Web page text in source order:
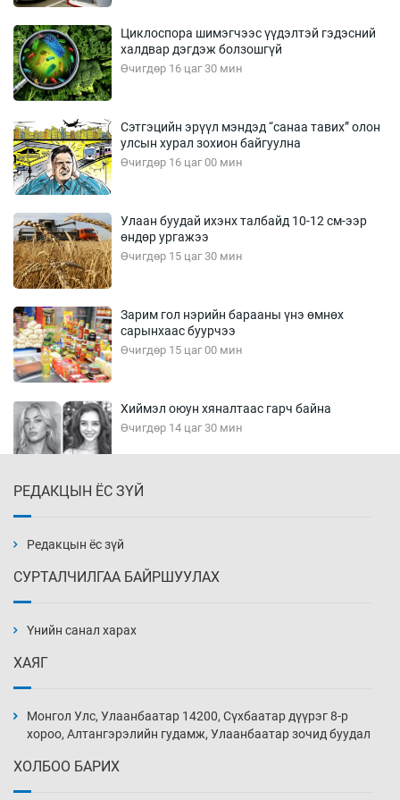
Циклоспора шимэгчээс үүдэлтэй гэдэсний
халдвар дэгдэж болзошгүй
Өчигдөр 16 цаг 30 мин
Сэтгэцийн эрүүл мэндэд “санаа тавих” олон
улсын хурал зохион байгуулна
Өчигдөр 16 цаг 00 мин
Улаан буудай ихэнх талбайд 10-12 см-ээр
өндөр ургажээ
Өчигдөр 15 цаг 30 мин
Зарим гол нэрийн барааны үнэ өмнөх
сарынхаас буурчээ
Өчигдөр 15 цаг 00 мин
Хиймэл оюун хяналтаас гарч байна
Өчигдөр 14 цаг 30 мин
Өчигдөр 14 цаг 00 мин
нэмэгджээ
Өчигдөр 13 цаг 30 мин
РЕДАКЦЫН ЁС ЗҮЙ
Редакцын ёс зүй
СУРТАЛЧИЛГАА БАЙРШУУЛАХ
Үнийн санал харах
ХАЯГ
Монгол Улс, Улаанбаатар 14200, Сүхбаатар дүүрэг 8-р
хороо, Алтангэрэлийн гудамж, Улаанбаатар зочид буудал
ХОЛБОО БАРИХ